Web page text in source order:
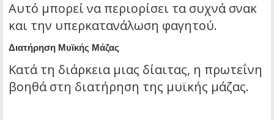
Αυτό μπορεί να περιορίσει τα συχνά σνακ
και την υπερκατανάλωση φαγητού.
Διατήρηση Μυϊκής Μάζας
Κατά τη διάρκεια μιας δίαιτας, η πρωτεΐνη
βοηθά στη διατήρηση της μυϊκής μάζας.